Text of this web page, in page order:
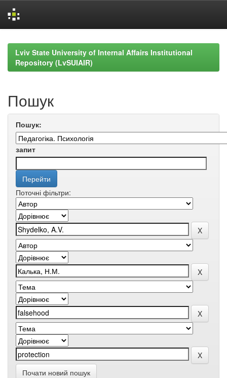
navigationLviv State University of Internal Affairs Institutional
Repository (LvSUIAIR)
Пошук
Пошук:
запит
Поточні фільтри:
Почати новий пошук